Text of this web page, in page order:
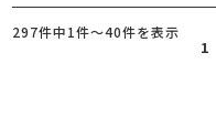
297件中1件～40件を表示
1